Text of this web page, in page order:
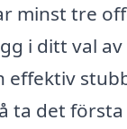
minst tre
i ditt val
effektiv
ta det